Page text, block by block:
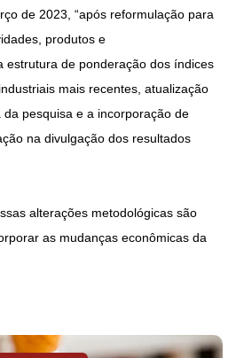
de 2023, “após reformulação para
produtos e
estrutura de ponderação dos índices
mais recentes, atualização
pesquisa e a incorporação de
na divulgação dos resultados
alterações metodológicas são
as mudanças econômicas da